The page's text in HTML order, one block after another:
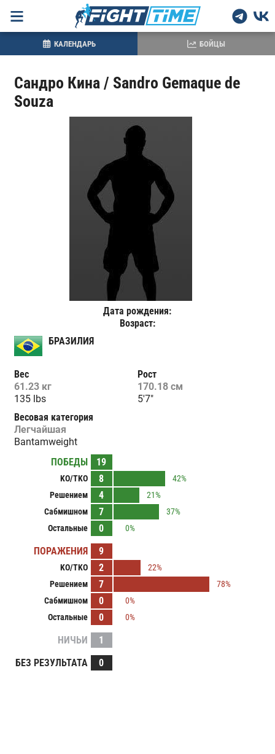
Сандро Кина / Sandro Gemaque de
Souza
Дата рождения:
Возраст:
БРАЗИЛИЯ
Вес
61.23 кг
135 lbs
Рост
170.18 см
5'7"
Весовая категория
Легчайшая
Bantamweight
ПОБЕДЫ
19
KO/TKO 8
42%
Решением
4
21%
Сабмишном
7
37%
Остальные
0 0%
ПОРАЖЕНИЯ 9
KO/TKO 2
22%
Решением
7
78%
Сабмишном
0
0%
Остальные
0 0%
НИЧЬИ
1
БЕЗ РЕЗУЛЬТАТА
0
КАЛЕНДАРЬ БОЙЦЫ